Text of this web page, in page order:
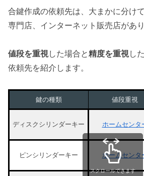
合鍵作成の依頼先は、大まかに分け
専門店、インターネット販売店があり
値段を重視した場合と精度を重視し
依頼先を紹介します。
鍵の種類 値段重視
ディスクシリンダーキー ホームセンタ
ピンシリンダーキー ホームセンタ
スクロールできます